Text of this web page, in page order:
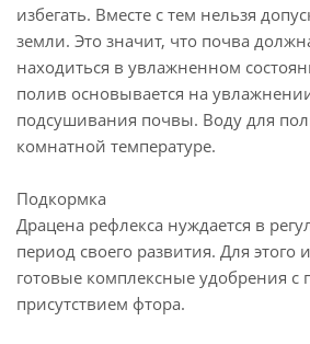
избегать. Вместе с тем нельзя
земли. Это значит, что почва
находиться в увлажненном
полив основывается на
подсушивания почвы. Воду для
комнатной температуре.
Подкормка
Драцена рефлекса нуждается в
период своего развития. Для этого
готовые комплексные удобрения
присутствием фтора.